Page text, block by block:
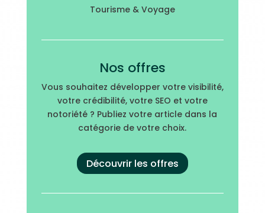
Tourisme & Voyage
Nos offres
Vous souhaitez développer votre visibilité,
votre crédibilité, votre SEO et votre
notoriété ? Publiez votre article dans la
catégorie de votre choix.
Découvrir les offres